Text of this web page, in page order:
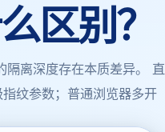
区别？
隔离深度存在本质差异。 直
纹参数；普通浏览器多开